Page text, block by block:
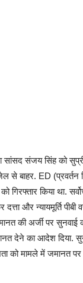
सांसद संजय सिंह को
से बाहर. ED (प्रवर्तन
गिरफ्तार किया था.
दत्ता और न्यायमूर्ति
की अर्जी पर
देने का आदेश दिया.
को मामले में जमानत पर